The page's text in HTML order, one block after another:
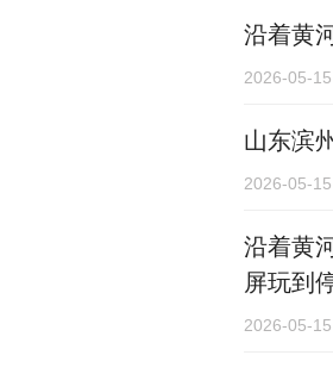
沿着黄
2026-05-
山东滨
2026-05-
沿着黄
屏玩到
2026-05-